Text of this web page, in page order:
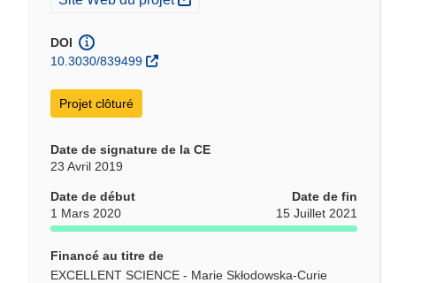
DOI
10.3030/839499
Projet clôturé
Date de signature de la CE
23 Avril 2019
Date de début
1 Mars 2020
Date de fin
15 Juillet 2021
Financé au titre de
EXCELLENT SCIENCE - Marie Skłodowska-Curie